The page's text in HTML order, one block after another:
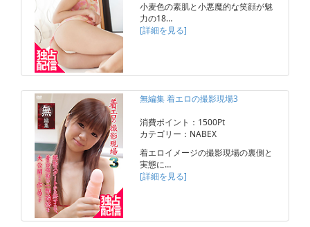
小麦色の素肌と小悪魔的な笑顔が魅
力の18…
[詳細を見る]
無編集 着エロの撮影現場3
消費ポイント：1500Pt
カテゴリー：NABEX
着エロイメージの撮影現場の裏側と
実態に…
[詳細を見る]